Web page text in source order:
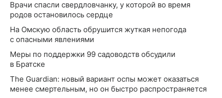
Врачи спасли свердловчанку, у которой во время
родов остановилось сердце
На Омскую область обрушится жуткая непогода
с опасными явлениями
Меры по поддержки 99 садоводств обсудили
в Братске
The Guardian: новый вариант оспы может оказаться
менее смертельным, но он быстро распространяется